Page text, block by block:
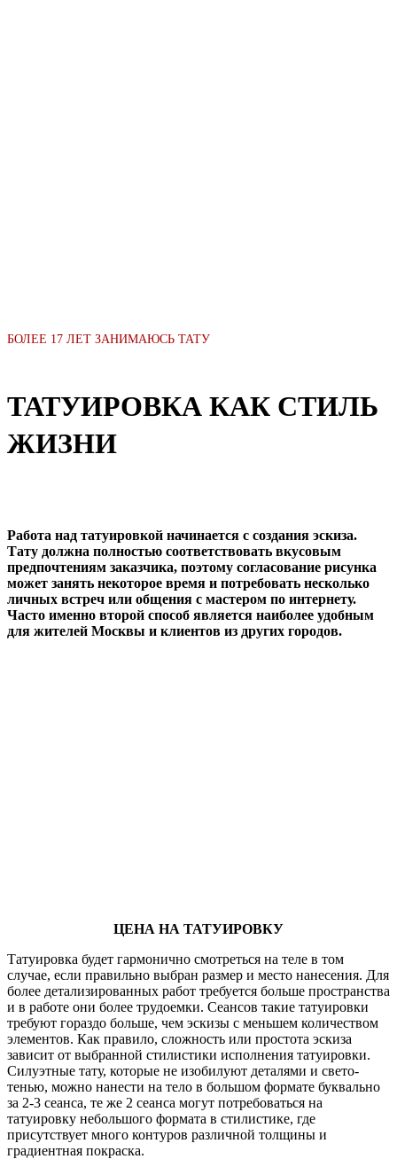
БОЛЕЕ 17 ЛЕТ ЗАНИМАЮСЬ ТАТУ
ТАТУИРОВКА КАК СТИЛЬ
ЖИЗНИ
Работа над татуировкой начинается с создания эскиза.
Тату должна полностью соответствовать вкусовым
предпочтениям заказчика, поэтому согласование рисунка
может занять некоторое время и потребовать несколько
личных встреч или общения с мастером по интернету.
Часто именно второй способ является наиболее удобным
для жителей Москвы и клиентов из других городов.
ЦЕНА НА ТАТУИРОВКУ
Татуировка будет гармонично смотреться на теле в том
случае, если правильно выбран размер и место нанесения. Для
более детализированных работ требуется больше пространства
и в работе они более трудоемки. Сеансов такие татуировки
требуют гораздо больше, чем эскизы с меньшем количеством
элементов. Как правило, сложность или простота эскиза
зависит от выбранной стилистики исполнения татуировки.
Силуэтные тату, которые не изобилуют деталями и свето-
тенью, можно нанести на тело в большом формате буквально
за 2-3 сеанса, те же 2 сеанса могут потребоваться на
татуировку небольшого формата в стилистике, где
присутствует много контуров различной толщины и
градиентная покраска.